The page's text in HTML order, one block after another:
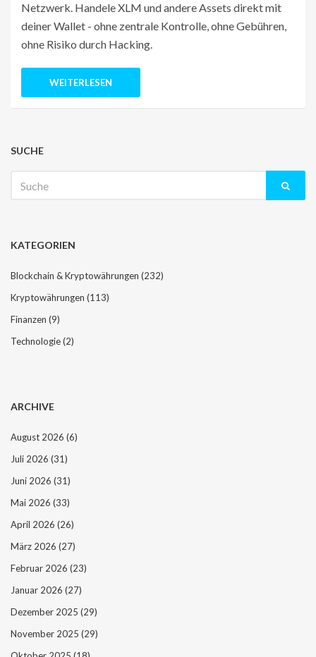
Netzwerk. Handele XLM und andere Assets direkt mit
deiner Wallet - ohne zentrale Kontrolle, ohne Gebühren,
ohne Risiko durch Hacking.
WEITERLESEN
SUCHE
nach:
KATEGORIEN
Blockchain & Kryptowährungen (232)
Kryptowährungen (113)
Finanzen (9)
Technologie(2)
ARCHIVE
August 2026 (6)
Juli 2026 (31)
Juni 2026 (31)
Mai 2026 (33)
April 2026 (26)
März 2026 (27)
Februar 2026 (23)
Januar 2026 (27)
Dezember 2025 (29)
November 2025 (29)